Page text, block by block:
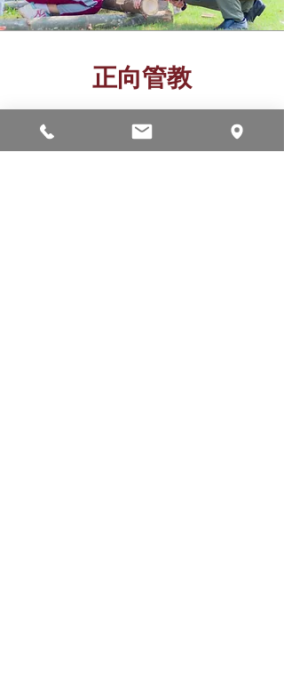
正向管教
在美华国际学校，我们坚信为学生营造积
极和培养性的环境。因此，我们在全校范